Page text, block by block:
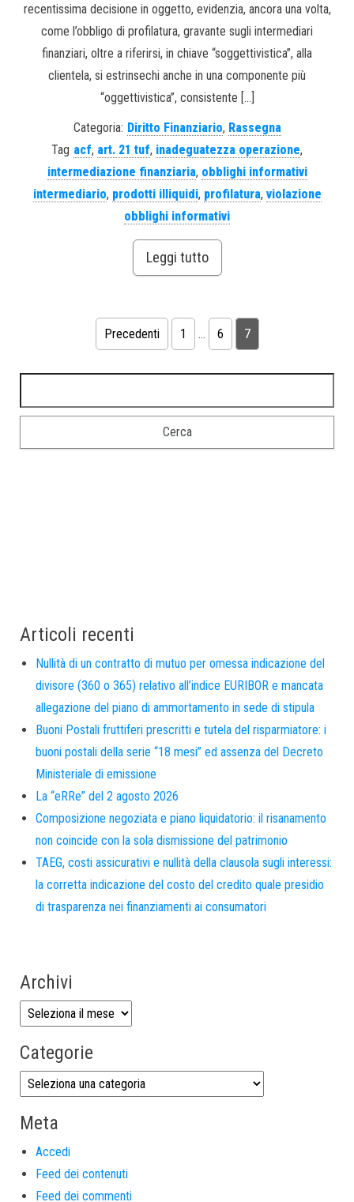
recentissima decisione in oggetto, evidenzia, ancora una volta,
come l’obbligo di profilatura, gravante sugli intermediari
finanziari, oltre a riferirsi, in chiave “soggettivistica”, alla
clientela, si estrinsechi anche in una componente più
“oggettivistica”, consistente […]
Categoria: Diritto Finanziario, Rassegna
Tag acf, art. 21 tuf, inadeguatezza operazione,
intermediazione finanziaria, obblighi informativi
intermediario, prodotti illiquidi, profilatura, violazione
obblighi informativi
Leggi tutto
Precedenti 1 … 6 7
Articoli recenti
Nullità di un contratto di mutuo per omessa indicazione del
divisore (360 o 365) relativo all’indice EURIBOR e mancata
allegazione del piano di ammortamento in sede di stipula
Buoni Postali fruttiferi prescritti e tutela del risparmiatore: i
buoni postali della serie “18 mesi” ed assenza del Decreto
Ministeriale di emissione
La “eRRe” del 2 agosto 2026
Composizione negoziata e piano liquidatorio: il risanamento
non coincide con la sola dismissione del patrimonio
TAEG, costi assicurativi e nullità della clausola sugli interessi:
la corretta indicazione del costo del credito quale presidio
di trasparenza nei finanziamenti ai consumatori
Archivi
Categorie
Meta
Accedi
Feed dei contenuti
Feed dei commenti